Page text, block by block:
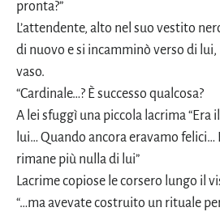
pronta?”
L’attendente, alto nel suo vestito
di nuovo e si incamminò verso di lui,
vaso.
“Cardinale…? È successo qualcosa?
A lei sfuggì una piccola lacrima
lui… Quando ancora eravamo
rimane più nulla di lui”
Lacrime copiose le corsero lungo il
“…ma avevate costruito un rituale